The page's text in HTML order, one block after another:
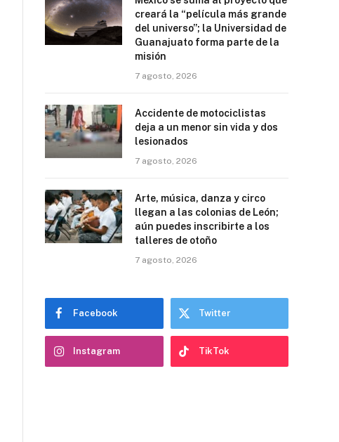
creará la “película más grande
del universo”; la Universidad de
Guanajuato forma parte de la
misión
7 agosto, 2026
Accidente de motociclistas
deja a un menor sin vida y dos
lesionados
7 agosto, 2026
Arte, música, danza y circo
llegan a las colonias de León;
aún puedes inscribirte a los
talleres de otoño
7 agosto, 2026
Facebook Twitter
Instagram TikTok